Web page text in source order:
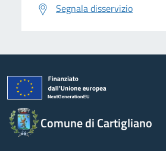
Segnala disservizio
Comune di Cartigliano